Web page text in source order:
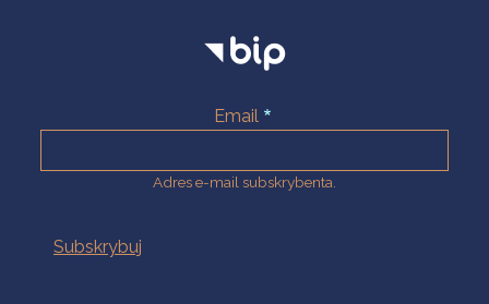
Email
Adres e-mail subskrybenta.